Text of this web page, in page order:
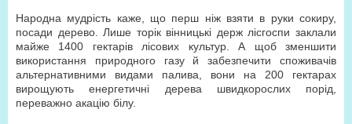
Народна мудрість каже, що перш ніж взяти в руки сокиру,
посади дерево. Лише торік вінницькі держ лісгоспи заклали
майже 1400 гектарів лісових культур. А щоб зменшити
використання природного газу й забезпечити споживачів
альтернативними видами палива, вони на 200 гектарах
вирощують енергетичні дерева швидкорослих порід,
переважно акацію білу.